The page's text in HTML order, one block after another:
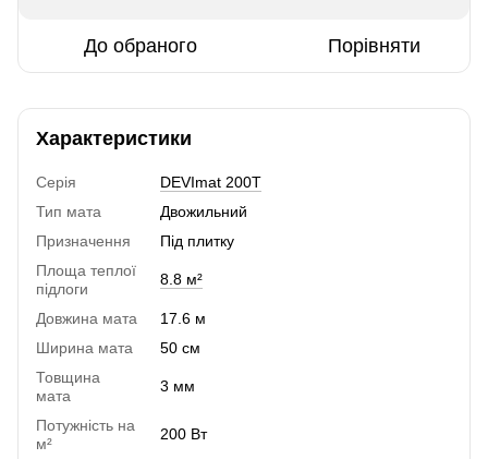
До обраного Порівняти
Характеристики
Серія
DEVImat 200T
Тип мата
Двожильний
Призначення
Під плитку
Площа теплої
підлоги
8.8 м²
Довжина мата
17.6 м
Ширина мата
50 см
Товщина
мата
3 мм
Потужність на
м²
200 Вт